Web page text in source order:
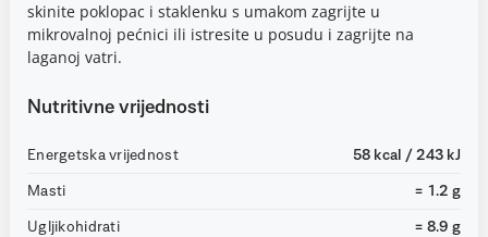
skinite poklopac i staklenku s umakom zagrijte u
mikrovalnoj pećnici ili istresite u posudu i zagrijte na
laganoj vatri.
Nutritivne vrijednosti
Energetska vrijednost 58 kcal / 243 kJ
Masti = 1.2 g
Ugljikohidrati = 8.9 g